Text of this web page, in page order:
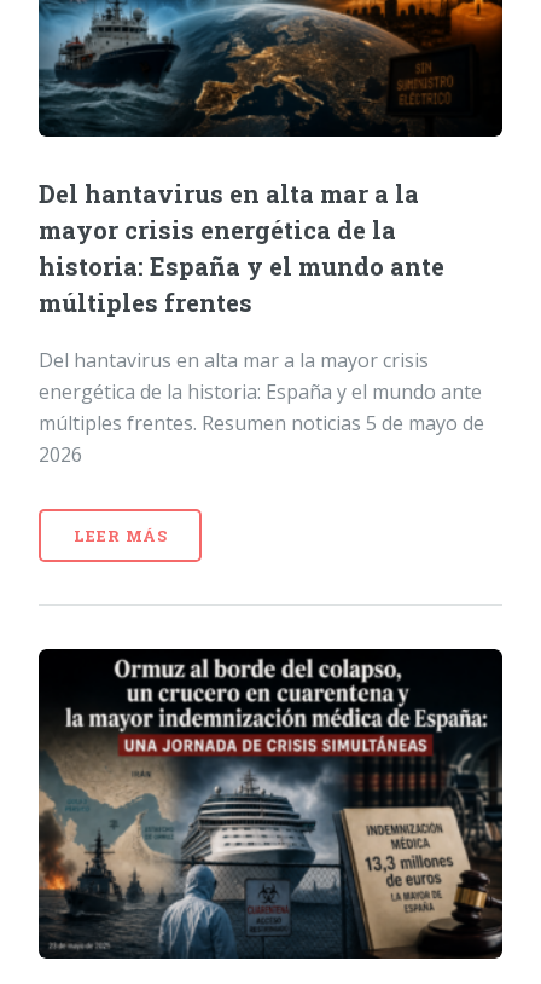
Del hantavirus en alta mar a la
mayor crisis energética de la
historia: España y el mundo ante
múltiples frentes
Del hantavirus en alta mar a la mayor crisis
energética de la historia: España y el mundo ante
múltiples frentes. Resumen noticias 5 de mayo de
2026
LEER MÁS